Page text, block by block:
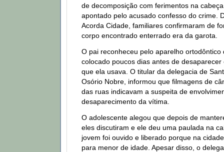
de decomposição com ferimentos na
apontado pelo acusado confesso do crime.
Acorda Cidade, familiares confirmaram de
corpo encontrado enterrado era da garota.
O pai reconheceu pelo aparelho ortodôntico
colocado poucos dias antes de
que ela usava. O titular da delegacia de
Osório Nobre, informou que filmagens de
das ruas indicavam a suspeita de
desaparecimento da vítima.
O adolescente alegou que depois de
eles discutiram e ele deu uma paulada na
jovem foi ouvido e liberado porque na
para menor de idade. Apesar disso, o